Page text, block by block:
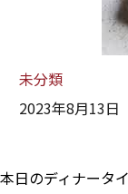
未分類
2023年8月13日
本日のディナータ